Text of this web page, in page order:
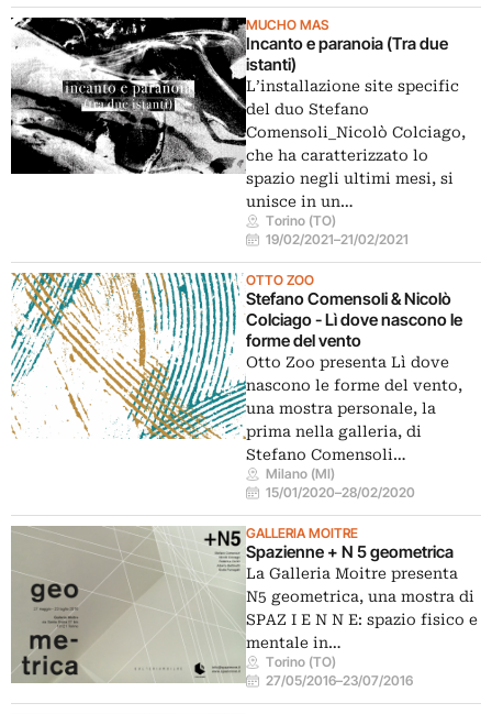
MUCHO MAS
Incanto e paranoia (Tra due
istanti)
L’installazione site specific
del duo Stefano
Comensoli_Nicolò Colciago,
che ha caratterizzato lo
spazio negli ultimi mesi, si
unisce in un…
Torino (TO)
19/02/2021–21/02/2021
OTTO ZOO
Stefano Comensoli & Nicolò
Colciago - Lì dove nascono le
forme del vento
Otto Zoo presenta Lì dove
nascono le forme del vento,
una mostra personale, la
prima nella galleria, di
Stefano Comensoli…
Milano (MI)
15/01/2020–28/02/2020
GALLERIA MOITRE
Spazienne + N 5 geometrica
La Galleria Moitre presenta
N5 geometrica, una mostra di
SPAZ I E N N E: spazio fisico e
mentale in…
Torino (TO)
27/05/2016–23/07/2016